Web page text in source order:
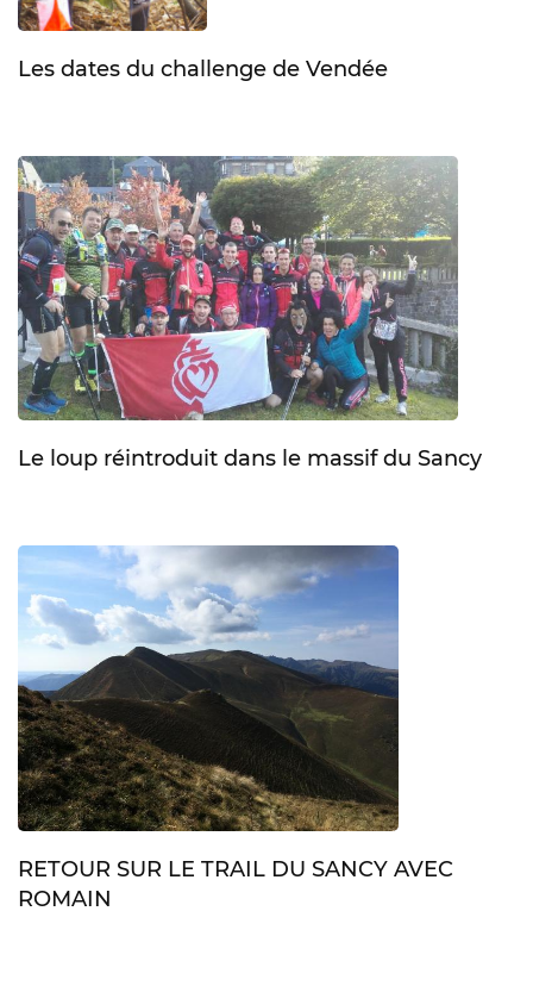
Les dates du challenge de Vendée
Le loup réintroduit dans le massif du Sancy
RETOUR SUR LE TRAIL DU SANCY AVEC
ROMAIN